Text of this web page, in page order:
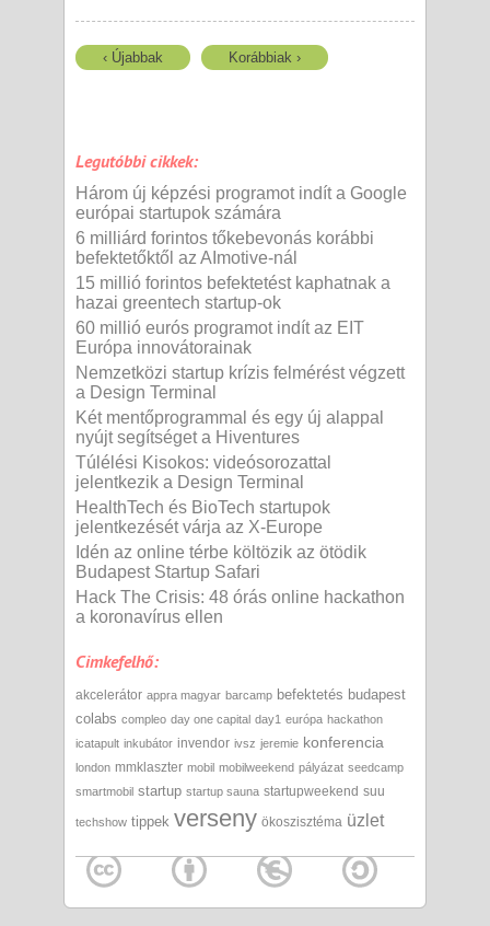
‹ Újabbak Korábbiak ›
Legutóbbi cikkek:
Három új képzési programot indít a Google
európai startupok számára
6 milliárd forintos tőkebevonás korábbi
befektetőktől az AImotive-nál
15 millió forintos befektetést kaphatnak a
hazai greentech startup-ok
60 millió eurós programot indít az EIT
Európa innovátorainak
Nemzetközi startup krízis felmérést végzett
a Design Terminal
Két mentőprogrammal és egy új alappal
nyújt segítséget a Hiventures
Túlélési Kisokos: videósorozattal
jelentkezik a Design Terminal
HealthTech és BioTech startupok
jelentkezését várja az X-Europe
Idén az online térbe költözik az ötödik
Budapest Startup Safari
Hack The Crisis: 48 órás online hackathon
a koronavírus ellen
Cimkefelhő:
akcelerátor appra magyar barcamp befektetés budapest
colabs compleo day one capital day1 európa hackathon
icatapult inkubátor invendor ivsz jeremie konferencia
london mmklaszter mobil mobilweekend pályázat seedcamp
smartmobil startup startup sauna startupweekend suu
techshow tippek verseny ökoszisztéma üzlet